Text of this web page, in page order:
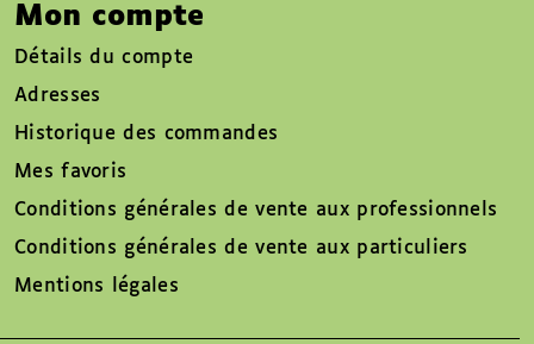
Mon compte
Détails du compte
Adresses
Historique des commandes
Mes favoris
Conditions générales de vente aux professionnels
Conditions générales de vente aux particuliers
Mentions légales